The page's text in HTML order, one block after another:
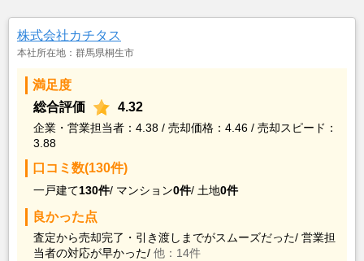
株式会社カチタス
本社所在地：群馬県桐生市
満足度
総合評価
4.32
企業・営業担当者：4.38 / 売却価格：4.46 / 売却スピード：
3.88
口コミ数(130件)
一戸建て130件/ マンション0件/ 土地0件
良かった点
査定から売却完了・引き渡しまでがスムーズだった/ 営業担
当者の対応が早かった/ 他：14件